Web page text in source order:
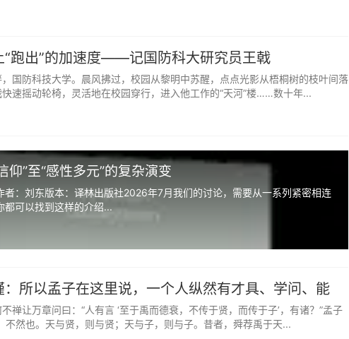
“跑出”的加速度——记国防科大研究员王戟
国防科技大学。晨风拂过，校园从黎明中苏醒，点点光影从梧桐树的枝叶间落
速摇动轮椅，灵活地在校园穿行，进入他工作的“天河”楼……数十年...
仰”至“感性多元”的复杂演变
者：刘东版本：译林出版社2026年7月我们的讨论，需要从一系列紧密相连
都可以找到这样的介绍...
：所以孟子在这里说，一个人纵然有才具、学问、能
德，而没有依靠，还是不成的。
禅让万章问曰：“人有言 ‘至于禹而德衰，不传于贤，而传于子’，有诸？”孟子
不然也。天与贤，则与贤；天与子，则与子。昔者，舜荐禹于天...